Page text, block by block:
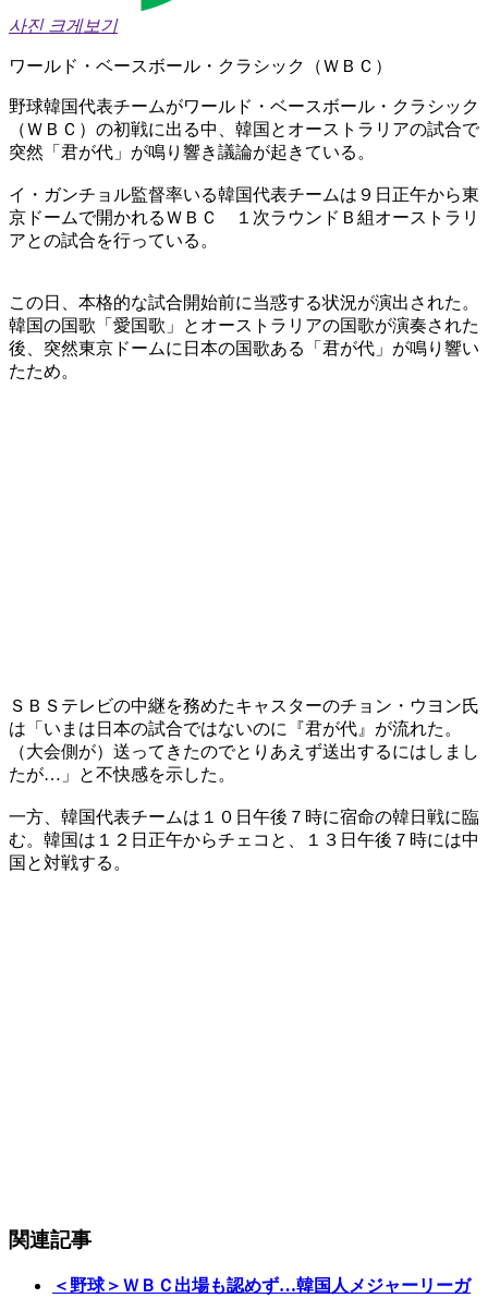
사진 크게보기
ワールド・ベースボール・クラシック（ＷＢＣ）
野球韓国代表チームがワールド・ベースボール・クラシック
（ＷＢＣ）の初戦に出る中、韓国とオーストラリアの試合で
突然「君が代」が鳴り響き議論が起きている。
イ・ガンチョル監督率いる韓国代表チームは９日正午から東
京ドームで開かれるＷＢＣ １次ラウンドＢ組オーストラリ
アとの試合を行っている。
この日、本格的な試合開始前に当惑する状況が演出された。
韓国の国歌「愛国歌」とオーストラリアの国歌が演奏された
後、突然東京ドームに日本の国歌ある「君が代」が鳴り響い
たため。
ＳＢＳテレビの中継を務めたキャスターのチョン・ウヨン氏
は「いまは日本の試合ではないのに『君が代』が流れた。
（大会側が）送ってきたのでとりあえず送出するにはしまし
たが…」と不快感を示した。
一方、韓国代表チームは１０日午後７時に宿命の韓日戦に臨
む。韓国は１２日正午からチェコと、１３日午後７時には中
国と対戦する。
関連記事
＜野球＞ＷＢＣ出場も認めず…韓国人メジャーリーガ